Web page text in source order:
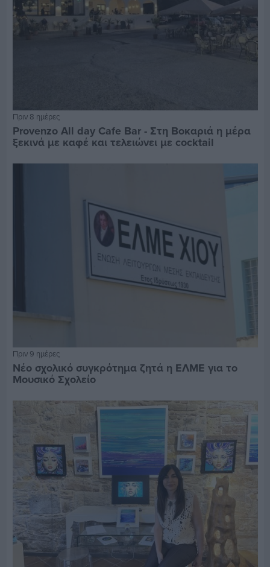
Πριν 8 ημέρες
Provenzo All day Cafe Bar - Στη Βοκαριά η μέρα
ξεκινά με καφέ και τελειώνει με cocktail
Πριν 9 ημέρες
Νέο σχολικό συγκρότημα ζητά η ΕΛΜΕ για το
Μουσικό Σχολείο